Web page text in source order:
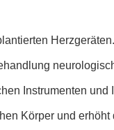
Herzgeräten.
Instrumenten und
Körper und